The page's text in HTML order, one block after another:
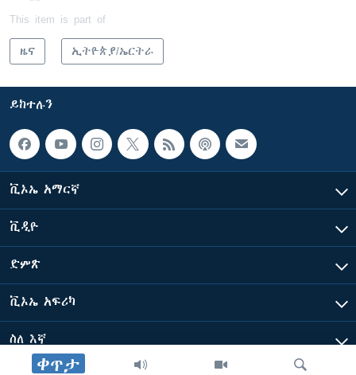
ቀጥታ
This item is part of
ዜና ኢትዮጵያ/ኤርትራ
ይከተሉን
ቪኦኤ አማርኛ
ቪዲዮ
ድምጽ
ቪኦኤ አፍሪካ
ስለ እኛ